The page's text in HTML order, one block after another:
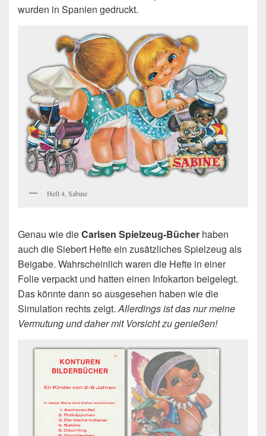
wurden in Spanien gedruckt.
Heft 4, Sabine
Genau wie dieCarlsen Spielzeug-Bücher haben
auch die Siebert Hefte ein zusätzliches Spielzeug als
Beigabe. Wahrscheinlich waren die Hefte in einer
Folie verpackt und hatten einen Infokarton beigelegt.
Das könnte dann so ausgesehen haben wie die
Simulation rechts zeigt.Allerdings ist das nur meine
Vermutung und daher mit Vorsicht zu genießen!